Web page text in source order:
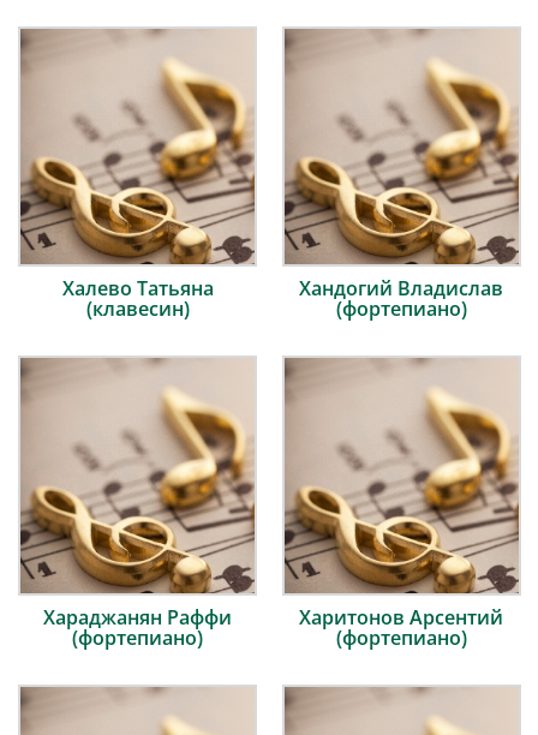
Халево Татьяна
(клавесин)
Хандогий Владислав
(фортепиано)
Хараджанян Раффи
(фортепиано)
Харитонов Арсентий
(фортепиано)